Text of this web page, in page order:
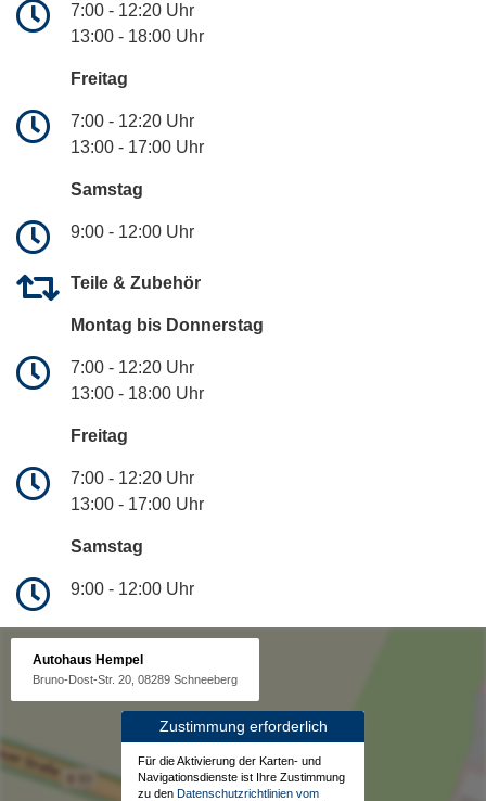
7:00 - 12:20 Uhr
13:00 - 18:00 Uhr
Freitag
7:00 - 12:20 Uhr
13:00 - 17:00 Uhr
Samstag
9:00 - 12:00 Uhr
Teile & Zubehör
Montag bis Donnerstag
7:00 - 12:20 Uhr
13:00 - 18:00 Uhr
Freitag
7:00 - 12:20 Uhr
13:00 - 17:00 Uhr
Samstag
9:00 - 12:00 Uhr
Autohaus Hempel
Bruno-Dost-Str. 20, 08289 Schneeberg
Zustimmung erforderlich
Für die Aktivierung der Karten- und
Navigationsdienste ist Ihre Zustimmung
zu den Datenschutzrichtlinien vom